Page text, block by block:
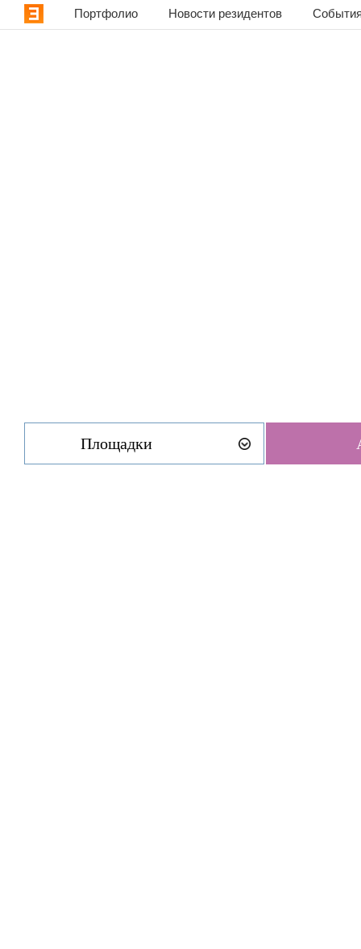
Портфолио Новости резидентов
Площадки